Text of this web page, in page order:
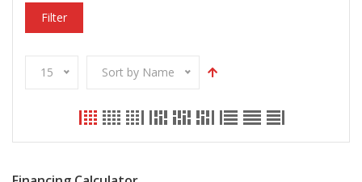
Filter
15 Sort by Name